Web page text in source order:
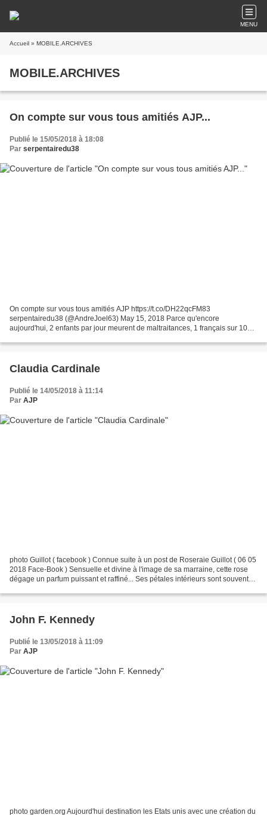
MENU
Accueil » MOBILE.ARCHIVES
MOBILE.ARCHIVES
On compte sur vous tous amitiés AJP...
Publié le 15/05/2018 à 18:08
Par serpentairedu38
On compte sur vous tous amitiés AJP https://t.co/DH22qcFM83
serpentairedu38 (@AndreJoel63) May 15, 2018 Parce qu'encore
aujourd'hui, 2 enfants par jour meurent de maltraitances, 1 français sur 10
Claudia Cardinale
Publié le 14/05/2018 à 11:14
Par AJP
photo Guillot ( facebook ) Connue suite à un post de Roseraie Guillot ( 06 05
2018 Face-Book ) Sensuelle et divine à l'image de sa marraine, cette rose
dégage un parfum puissant et raffiné... Ses pétales intérieurs sont souvent
John F. Kennedy
Publié le 13/05/2018 à 11:09
Par AJP
photo garden.org Aujourd'hui destination les Etats unis avec une création du